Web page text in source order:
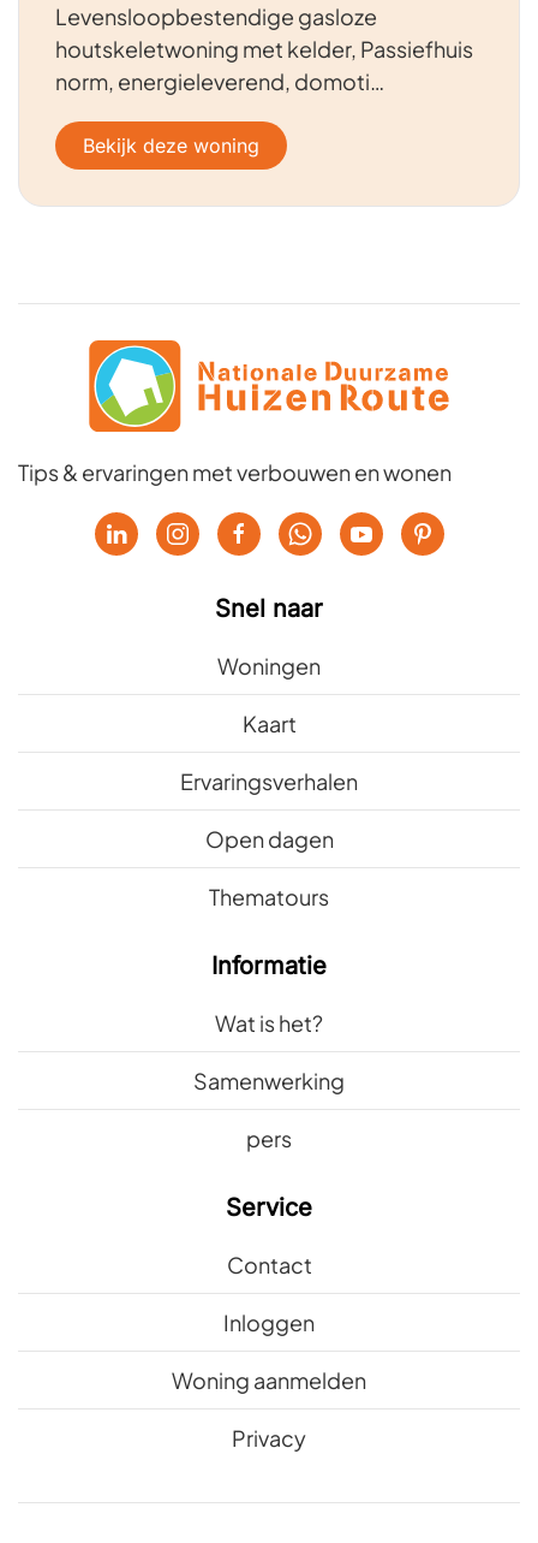
Levensloopbestendige gasloze
houtskeletwoning met kelder, Passiefhuis
norm, energieleverend, domoti…
Bekijk deze woning
Tips & ervaringen met verbouwen en wonen
Snel naar
Woningen
Kaart
Ervaringsverhalen
Open dagen
Thematours
Informatie
Wat is het?
Samenwerking
pers
Service
Contact
Inloggen
Woning aanmelden
Privacy